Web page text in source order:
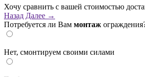
Хочу сравнить с вашей стоимостью
Назад Далее →
Потребуется ли Вам монтаж
Нет, смонтируем своими силами